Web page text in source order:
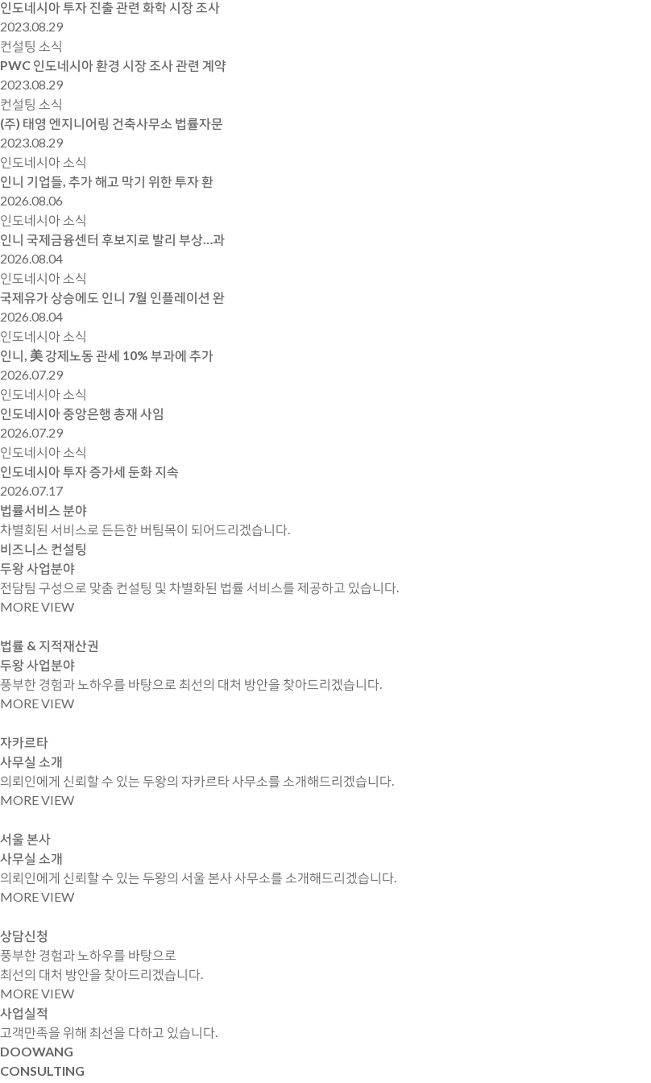
인도네시아 투자 진출 관련 화학 시장 조사
2023.08.29
컨설팅 소식
PWC 인도네시아 환경 시장 조사 관련 계약
2023.08.29
컨설팅 소식
(주) 태영 엔지니어링 건축사무소 법률자문
2023.08.29
인도네시아 소식
인니 기업들, 추가 해고 막기 위한 투자 환
2026.08.06
인도네시아 소식
인니 국제금융센터 후보지로 발리 부상…과
2026.08.04
인도네시아 소식
국제유가 상승에도 인니 7월 인플레이션 완
2026.08.04
인도네시아 소식
인니, 美 강제노동 관세 10% 부과에 추가
2026.07.29
인도네시아 소식
인도네시아 중앙은행 총재 사임
2026.07.29
인도네시아 소식
인도네시아 투자 증가세 둔화 지속
2026.07.17
법률서비스 분야
차별회된 서비스로 든든한 버팀목이 되어드리겠습니다.
비즈니스 컨설팅
두왕 사업분야
전담팀 구성으로 맞춤 컨설팅 및 차별화된 법률 서비스를 제공하고 있습니다.
MORE VIEW
법률 & 지적재산권
두왕 사업분야
풍부한 경험과 노하우를 바탕으로 최선의 대처 방안을 찾아드리겠습니다.
MORE VIEW
자카르타
사무실 소개
의뢰인에게 신뢰할 수 있는 두왕의 자카르타 사무소를 소개해드리겠습니다.
MORE VIEW
서울 본사
사무실 소개
의뢰인에게 신뢰할 수 있는 두왕의 서울 본사 사무소를 소개해드리겠습니다.
MORE VIEW
상담신청
풍부한 경험과 노하우를 바탕으로
최선의 대처 방안을 찾아드리겠습니다.
MORE VIEW
사업실적
고객만족을 위해 최선을 다하고 있습니다.
DOOWANG
CONSULTING